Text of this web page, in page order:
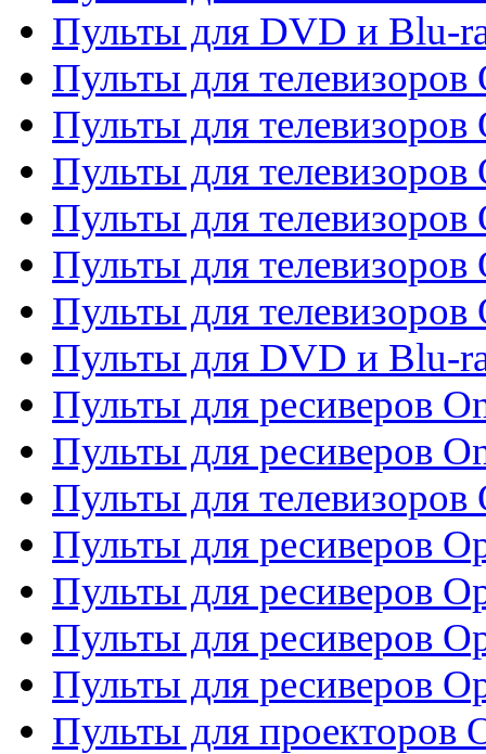
Пульты для DVD и Blu-
Пульты для телевизоров
Пульты для телевизоров
Пульты для телевизоров
Пульты для телевизоров
Пульты для телевизоров
Пульты для телевизоров
Пульты для DVD и Blu-
Пульты для ресиверов
Пульты для ресиверов
Пульты для телевизоров
Пульты для ресиверов
Пульты для ресиверов
Пульты для ресиверов
Пульты для ресиверов
Пульты для проекторов